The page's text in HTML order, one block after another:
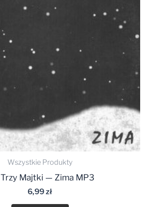
Wszystkie Produkty
Odtwarzacz
plików
Trzy Majtki — Zima MP3
6,99zł